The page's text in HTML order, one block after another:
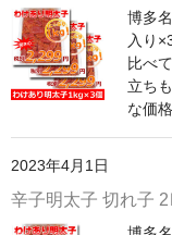
博多
入り
比べ
立ち
な価
2023年4月1日
辛子明太子 切れ子 2